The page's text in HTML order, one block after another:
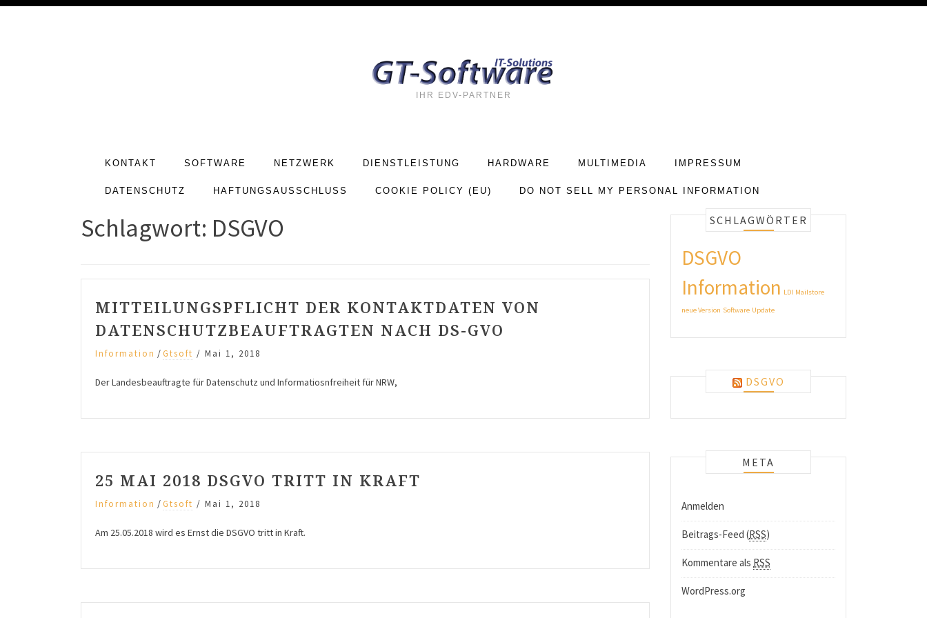
IHR EDV-PARTNER
KONTAKT SOFTWARE NETZWERK DIENSTLEISTUNG HARDWARE MULTIMEDIA IMPRESSUM
DATENSCHUTZ HAFTUNGSAUSSCHLUSS COOKIE POLICY (EU) DO NOT SELL MY PERSONAL INFORMATION
Schlagwort: DSGVO
MITTEILUNGSPFLICHT DER KONTAKTDATEN VON
DATENSCHUTZBEAUFTRAGTEN NACH DS-GVO
Information / Gtsoft / Mai 1, 2018
Der Landesbeauftragte für Datenschutz und Informatiosnfreiheit für NRW,
25 MAI 2018 DSGVO TRITT IN KRAFT
Information / Gtsoft / Mai 1, 2018
Am 25.05.2018 wird es Ernst die DSGVO tritt in Kraft.
SCHLAGWÖRTER
DSGVO
Information LDI Mailstore
neue Version Software Update
DSGVO
META
Anmelden
Beitrags-Feed (RSS)
Kommentare als RSS
WordPress.org